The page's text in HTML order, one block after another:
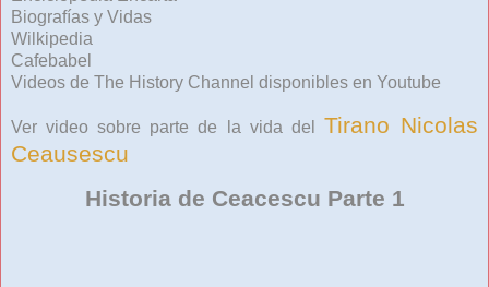
Biografías y Vidas
Wilkipedia
Cafebabel
Videos de The History Channel disponibles en Youtube
Ver video sobre parte de la vida del Tirano Nicolas
Ceausescu
Historia de Ceacescu Parte 1